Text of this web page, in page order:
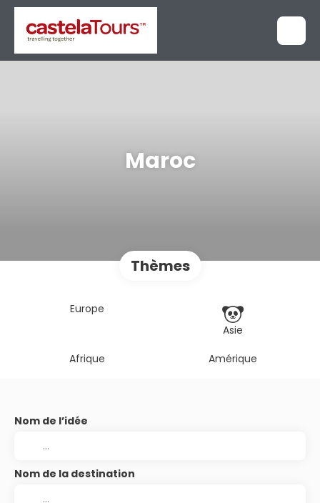
Maroc
Thèmes
Europe
Asie
Afrique
Amérique
Nom de l’idée
Nom de la destination